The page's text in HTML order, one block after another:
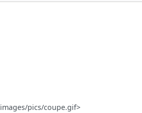
pics/coupe.gif>